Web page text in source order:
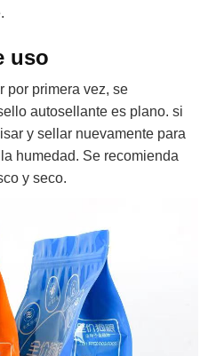
uso
por primera vez, se
autosellante es plano. si
y sellar nuevamente para
humedad. Se recomienda
y seco.